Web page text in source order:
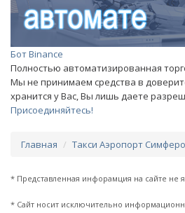
Бот Binance
Полностью автоматизированная
Мы не принимаем средства в
хранится у Вас, Вы лишь даете
Присоединяйтесь!
Главная Такси Аэропорт
* Представленная инфорамция на сайте не
* Сайт носит исключительно